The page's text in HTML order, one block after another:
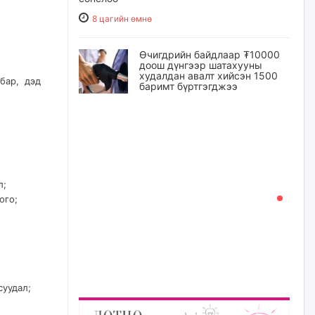
дэд
8 цагийн өмнө
Өчигдрийн байдлаар ₮10000
доош дүнгээр шатахууны
худалдан авалт хийсэн 1500
баримт бүртгэгджээ